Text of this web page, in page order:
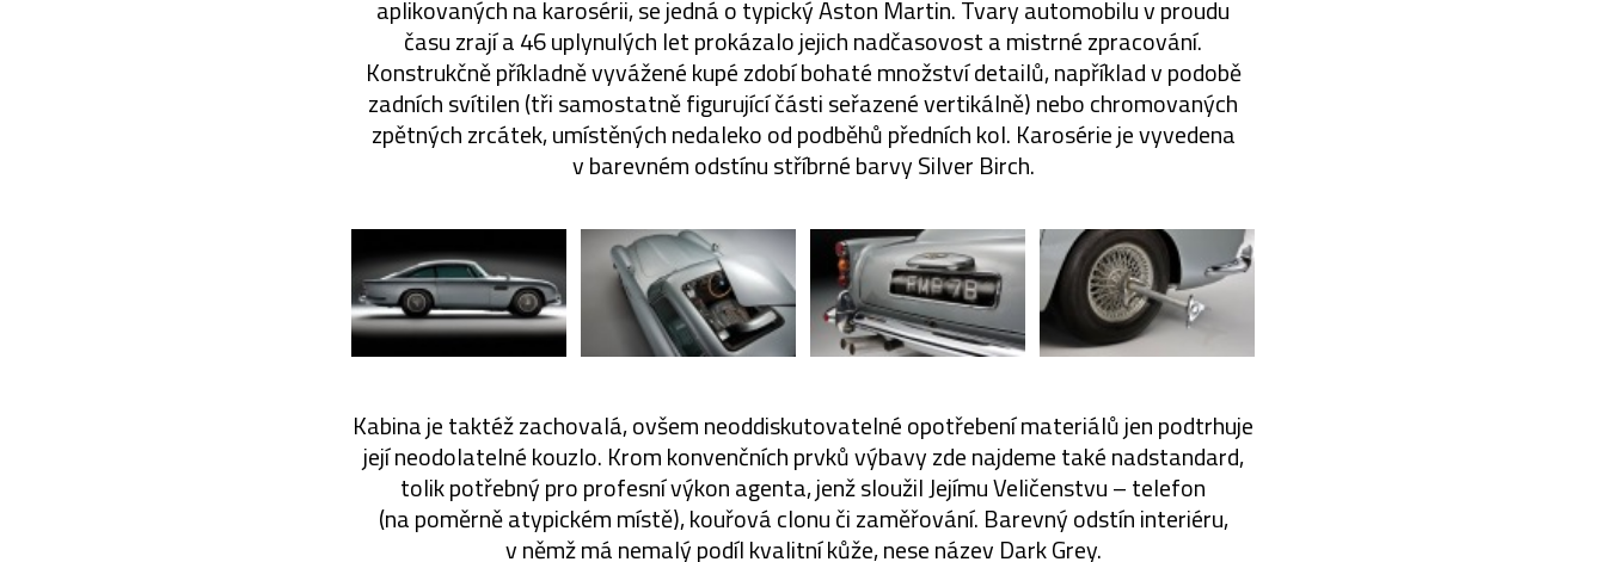
aplikovaných na karosérii, se jedná o typický Aston Martin. Tvary automobilu v proudu
času zrají a 46 uplynulých let prokázalo jejich nadčasovost a mistrné zpracování.
Konstrukčně příkladně vyvážené kupé zdobí bohaté množství detailů, například v podobě
zadních svítilen (tři samostatně figurující části seřazené vertikálně) nebo chromovaných
zpětných zrcátek, umístěných nedaleko od podběhů předních kol. Karosérie je vyvedena
v barevném odstínu stříbrné barvy Silver Birch.
Kabina je taktéž zachovalá, ovšem neoddiskutovatelné opotřebení materiálů jen podtrhuje
její neodolatelné kouzlo. Krom konvenčních prvků výbavy zde najdeme také nadstandard,
tolik potřebný pro profesní výkon agenta, jenž sloužil Jejímu Veličenstvu – telefon
(na poměrně atypickém místě), kouřová clonu či zaměřování. Barevný odstín interiéru,
v němž má nemalý podíl kvalitní kůže, nese název Dark Grey.